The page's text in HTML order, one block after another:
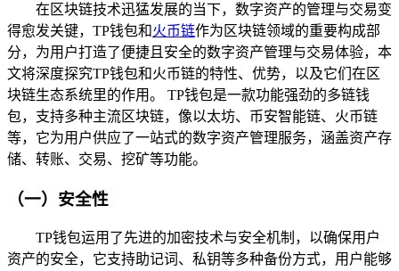
在区块链技术迅猛发展的当下，数字资产的管理与交易变
得愈发关键，TP钱包和火币链作为区块链领域的重要构成部
分，为用户打造了便捷且安全的数字资产管理与交易体验，本
文将深度探究TP钱包和火币链的特性、优势，以及它们在区
块链生态系统里的作用。 TP钱包是一款功能强劲的多链钱
包，支持多种主流区块链，像以太坊、币安智能链、火币链
等，它为用户供应了一站式的数字资产管理服务，涵盖资产存
储、转账、交易、挖矿等功能。
（一）安全性
TP钱包运用了先进的加密技术与安全机制，以确保用户
资产的安全，它支持助记词、私钥等多种备份方式，用户能够